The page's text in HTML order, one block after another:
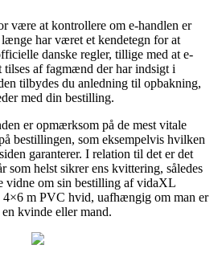
være at kontrollere om e-handlen er
har været et kendetegn for at
danske regler, tillige med at e-
af fagmænd der har indsigt i
tilbydes du anledning til opbakning,
med din bestilling.
er opmærksom på de mest vitale
bestillingen, som eksempelvis hvilken
garanterer. I relation til det er det
som helst sikrer ens kvittering, således
vidne om sin bestilling af vidaXL
4×6 m PVC hvid, uafhængig om man er
kvinde eller mand.